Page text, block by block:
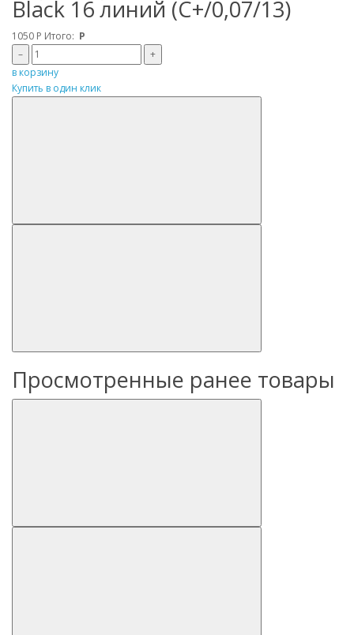
Black 16 линий (C+/0,07/13)
1050 Р Итого: Р
–
+
в корзину
Купить в один клик
Просмотренные ранее товары